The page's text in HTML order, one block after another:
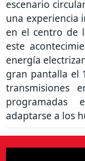
escenario
una experiencia
en el centro de
este
energía
gran pantalla el
transmisiones
adaptarse a los